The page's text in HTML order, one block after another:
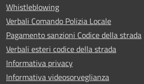
Whistleblowing
Verbali Comando Polizia Locale
Pagamento sanzioni Codice della strada
Verbali esteri codice della strada
Informativa privacy
Informativa videosorveglianza